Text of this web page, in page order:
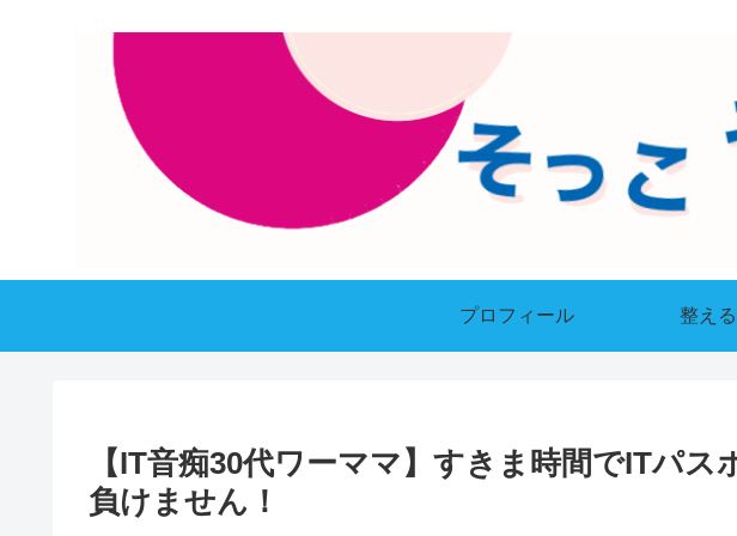
プロフィール 整える
【IT音痴30代ワーママ】すきま時間でITパス
負けません！